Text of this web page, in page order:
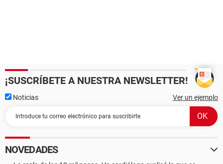
¡SUSCRÍBETE A NUESTRA NEWSLETTER!
Noticias Ver un ejemplo
NOVEDADES